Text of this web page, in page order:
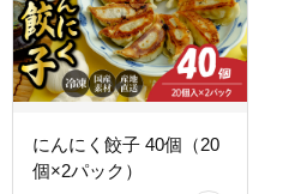
にんにく餃子 40個（20
個×2パック）